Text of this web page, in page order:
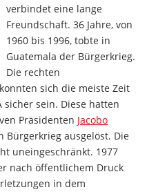
verbindet eine lange
Freundschaft. 36 Jahre, von
1960 bis 1996, tobte in
Guatemala der Bürgerkrieg.
Die rechten
sich die meiste Zeit
sein. Diese hatten
Präsidenten Jacobo
ausgelöst. Die
uneingeschränkt. 1977
nach öffentlichem Druck
in dem